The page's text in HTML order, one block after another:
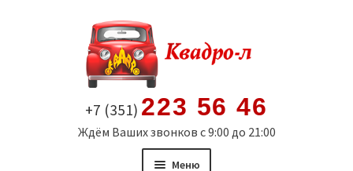
содержимому
+7 (351) 223 56 46
Ждём Ваших звонков с 9:00 до 21:00
Меню